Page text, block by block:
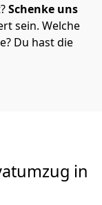
Schenke uns
sein. Welche
Du hast die
in